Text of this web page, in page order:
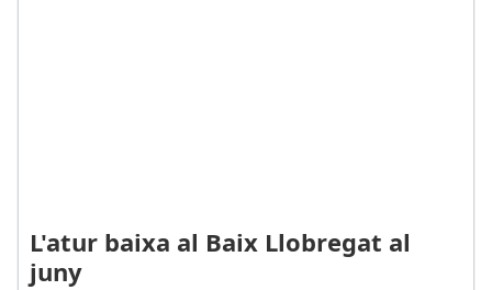
L'atur baixa al Baix Llobregat al
juny